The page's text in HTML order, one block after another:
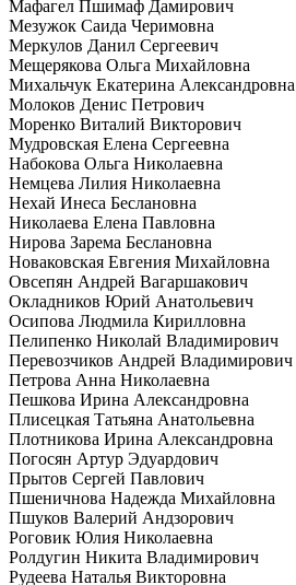
Мафагел Пшимаф Дамирович
Мезужок Саида Черимовна
Меркулов Данил Сергеевич
Мещерякова Ольга Михайловна
Михальчук Екатерина Александровна
Молоков Денис Петрович
Моренко Виталий Викторович
Мудровская Елена Сергеевна
Набокова Ольга Николаевна
Немцева Лилия Николаевна
Нехай Инеса Беслановна
Николаева Елена Павловна
Нирова Зарема Беслановна
Новаковская Евгения Михайловна
Овсепян Андрей Вагаршакович
Окладников Юрий Анатольевич
Осипова Людмила Кирилловна
Пелипенко Николай Владимирович
Перевозчиков Андрей Владимирович
Петрова Анна Николаевна
Пешкова Ирина Александровна
Плисецкая Татьяна Анатольевна
Плотникова Ирина Александровна
Погосян Артур Эдуардович
Прытов Сергей Павлович
Пшеничнова Надежда Михайловна
Пшуков Валерий Андзорович
Роговик Юлия Николаевна
Ролдугин Никита Владимирович
Рудеева Наталья Викторовна